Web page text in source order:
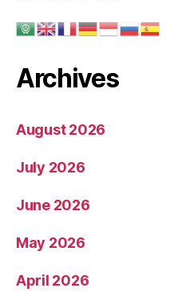
Archives
August 2026
July 2026
June 2026
May 2026
April 2026